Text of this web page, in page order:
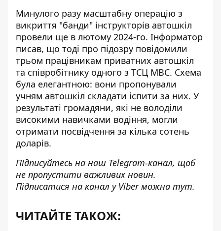
Минулого разу масштабну операцію з
викриття "банди" інструкторів автошкіл
провели ще в лютому 2024-го. Інформатор
писав, що тоді про підозру повідомили
трьом працівникам приватних автошкіл
та співробітнику одного з ТСЦ МВС. Схема
була елегантною: вони пропонували
учням автошкіл складати іспити за них. У
результаті громадяни, які не володіли
високими навичками водіння, могли
отримати посвідчення за кілька сотень
доларів.
Підписуйтесь на наш Telegram-канал, щоб
не пропустити важливих новин.
Підписатися на канал у Viber можна тут.
ЧИТАЙТЕ ТАКОЖ: